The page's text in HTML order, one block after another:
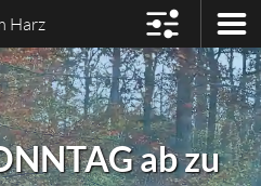
Harz
ab zu